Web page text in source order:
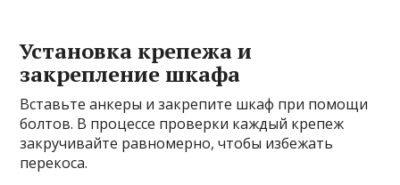
Установка крепежа и
закрепление шкафа
Вставьте анкеры и закрепите шкаф при помощи
болтов. В процессе проверки каждый крепеж
закручивайте равномерно, чтобы избежать
перекоса.